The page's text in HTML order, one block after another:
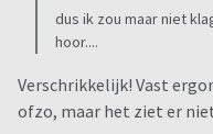
dus ik zou maar niet
hoor....
Verschrikkelijk! Vast
ofzo, maar het ziet er